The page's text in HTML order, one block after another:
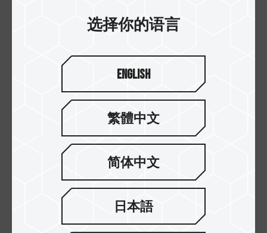
以系统盘来说，因应硬盘是用来操作系统和必要的
程序和软件，会较讲求读写速度及TBW值(数值越大
持续读写表现在正常使用下，较为优异，因此
VULCAN Z 固态硬盘会比VULCAN Z QLC 固态硬
盘更适合拿来当系统盘；而VULCAN Z QLC 固态硬
盘则相对适合用来当作数据盘，一般来说，在有限
的预算下，选择QLC固态硬盘，就能用比TLC 固态
硬盘更相对实惠的价格得到相对较大的容量。
看到这里，大家可能会想说，不如购买一个PCIe接
口且大容量QLC的M.2 固态硬盘，相对便宜性能又
好，所有愿望都能一次满足! 但值得注意的是，以目
前制程技术来说，要找到同时兼具高读写(PCIe接口)
且大容量(QLC制程)的固态硬盘本就较为不易，所以
选择你的语言
English
繁體中文
简体中文
日本語